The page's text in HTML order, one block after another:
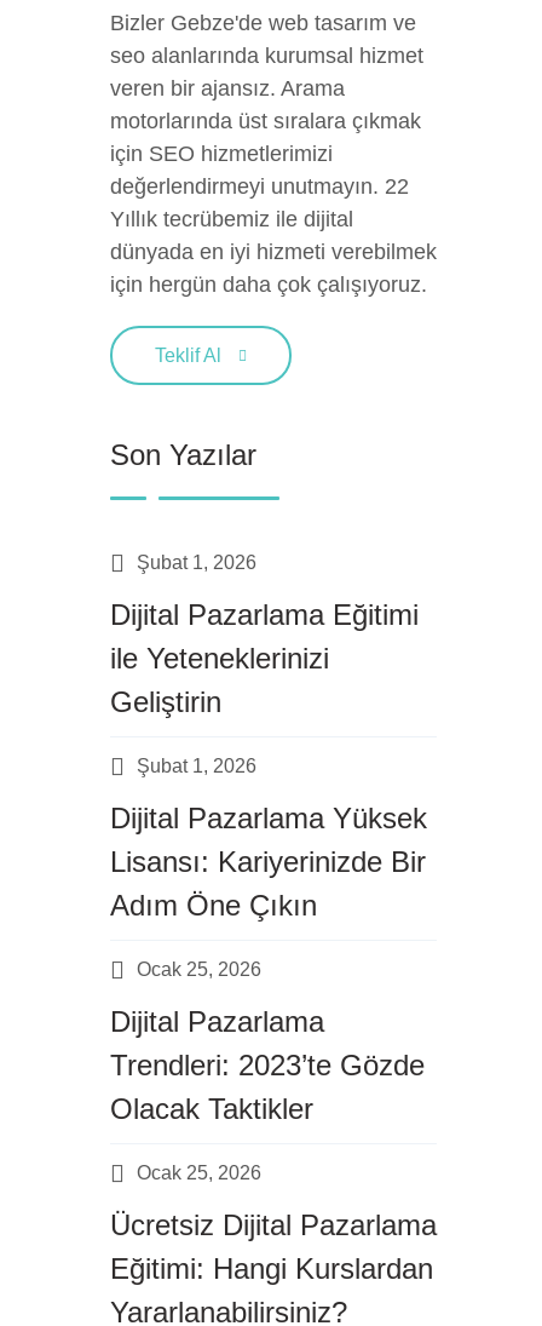
Bizler Gebze'de web tasarım ve
seo alanlarında kurumsal hizmet
veren bir ajansız. Arama
motorlarında üst sıralara çıkmak
için SEO hizmetlerimizi
değerlendirmeyi unutmayın. 22
Yıllık tecrübemiz ile dijital
dünyada en iyi hizmeti verebilmek
için hergün daha çok çalışıyoruz.
Teklif Al
Son Yazılar
Şubat 1, 2026
Dijital Pazarlama Eğitimi
ile Yeteneklerinizi
Geliştirin
Şubat 1, 2026
Dijital Pazarlama Yüksek
Lisansı: Kariyerinizde Bir
Adım Öne Çıkın
Ocak 25, 2026
Dijital Pazarlama
Trendleri: 2023’te Gözde
Olacak Taktikler
Ocak 25, 2026
Ücretsiz Dijital Pazarlama
Eğitimi: Hangi Kurslardan
Yararlanabilirsiniz?